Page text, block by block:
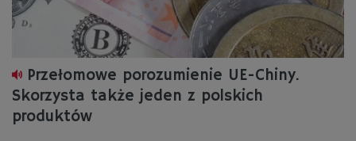
Przełomowe porozumienie UE-Chiny.
Skorzysta także jeden z polskich
produktów